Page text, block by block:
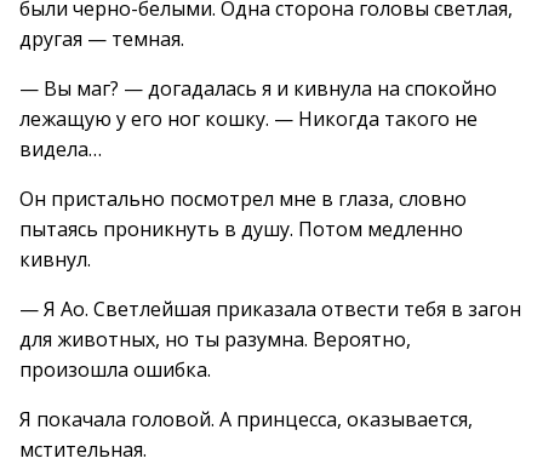
были черно-белыми. Одна сторона головы светлая,
другая — темная.
— Вы маг? — догадалась я и кивнула на спокойно
лежащую у его ног кошку. — Никогда такого не
видела…
Он пристально посмотрел мне в глаза, словно
пытаясь проникнуть в душу. Потом медленно
кивнул.
— Я Ао. Светлейшая приказала отвести тебя в загон
для животных, но ты разумна. Вероятно,
произошла ошибка.
Я покачала головой. А принцесса, оказывается,
мстительная.